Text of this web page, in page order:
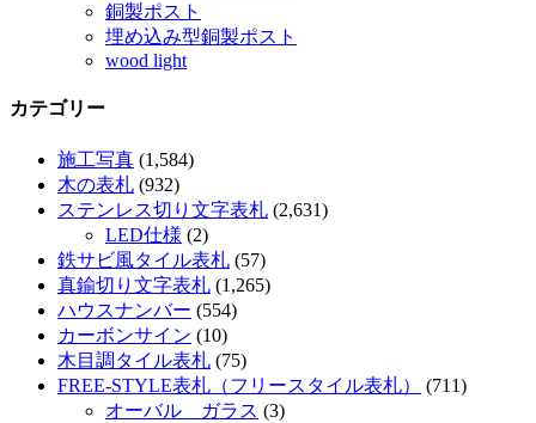
銅製ポスト
埋め込み型銅製ポスト
wood light
カテゴリー
施工写真 (1,584)
木の表札 (932)
ステンレス切り文字表札 (2,631)
LED仕様 (2)
鉄サビ風タイル表札 (57)
真鍮切り文字表札 (1,265)
ハウスナンバー (554)
カーボンサイン (10)
木目調タイル表札 (75)
FREE-STYLE表札（フリースタイル表札）
(711)
オーバル ガラス (3)